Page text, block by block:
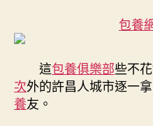
包養
這包養俱樂部些不
次外的許昌人城市逐一
養友。